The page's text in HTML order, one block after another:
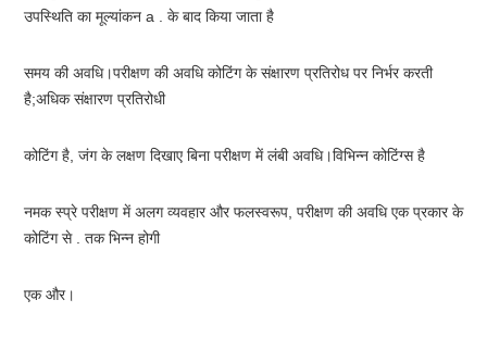
उपस्थिति का मूल्यांकन a . के बाद किया जाता है
समय की अवधि।परीक्षण की अवधि कोटिंग के संक्षारण प्रतिरोध पर निर्भर करती
है;अधिक संक्षारण प्रतिरोधी
कोटिंग है, जंग के लक्षण दिखाए बिना परीक्षण में लंबी अवधि।विभिन्न कोटिंग्स है
नमक स्प्रे परीक्षण में अलग व्यवहार और फलस्वरूप, परीक्षण की अवधि एक प्रकार के
कोटिंग से . तक भिन्न होगी
एक और।